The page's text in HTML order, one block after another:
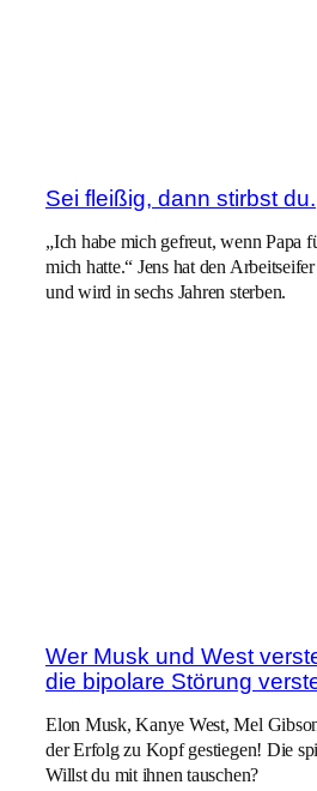
Sei fleißig, dann stirbst du.
„Ich habe mich gefreut, wenn Papa
mich hatte.“ Jens hat den
und wird in sechs Jahren sterben.
Wer Musk und West
die bipolare Störung
Elon Musk, Kanye West, Mel
der Erfolg zu Kopf gestiegen! Die
Willst du mit ihnen tauschen?